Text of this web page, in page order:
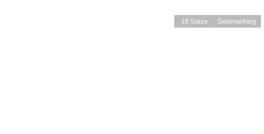
18 Sätze Seitenanfang